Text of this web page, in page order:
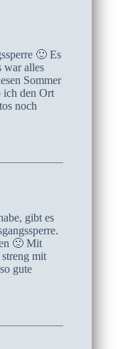
🙂 Es
war alles
Sommer
ich den Ort
noch
gibt es
🙁 Mit
mit
gute